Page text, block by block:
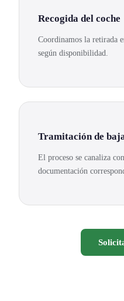
Recogida del coche
Coordinamos la retirada
según disponibilidad.
Tramitación de
El proceso se canaliza
documentación